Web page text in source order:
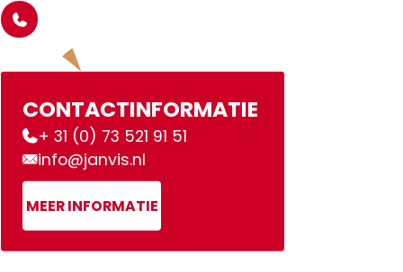
CONTACTINFORMATIE
+ 31 (0) 73 521 91 51
info@janvis.nl
MEER INFORMATIE